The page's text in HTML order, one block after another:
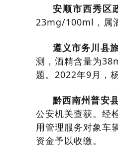
安顺市西秀区
23mg/100ml，属
遵义市务川县
测，酒精含量为
题。2022年9月，
黔西南州普安
公安机关查获。经
用管理服务对象车
资金予以收缴。